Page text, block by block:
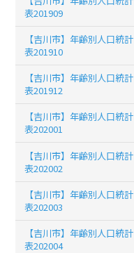
表201909
【吉川市】年齢別人口統計
表201910
【吉川市】年齢別人口統計
表201912
【吉川市】年齢別人口統計
表202001
【吉川市】年齢別人口統計
表202002
【吉川市】年齢別人口統計
表202003
【吉川市】年齢別人口統計
表202004